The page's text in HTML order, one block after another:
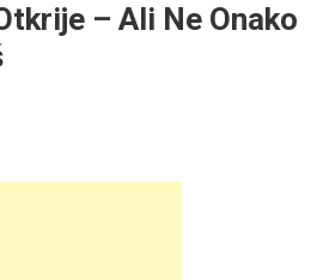
– Ali Ne Onako